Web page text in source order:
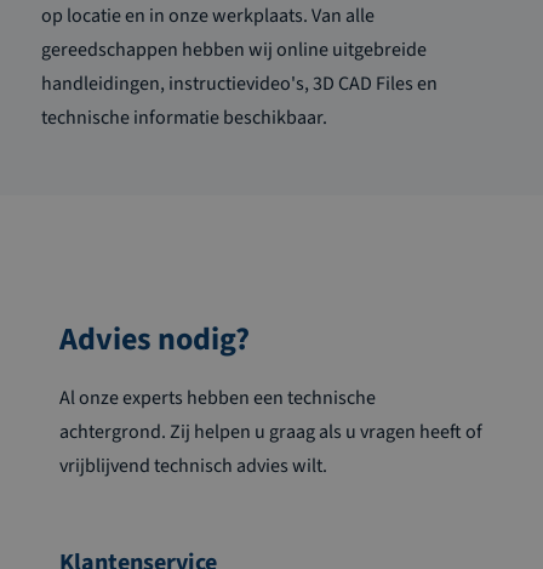
op locatie en in onze werkplaats. Van alle
gereedschappen hebben wij online uitgebreide
handleidingen, instructievideo's, 3D CAD Files en
technische informatie beschikbaar.
Advies nodig?
Al onze experts hebben een technische
achtergrond. Zij helpen u graag als u vragen heeft of
vrijblijvend technisch advies wilt.